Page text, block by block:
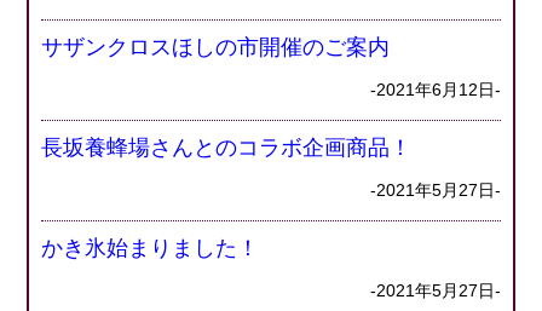
サザンクロスほしの市開催のご案内
-2021年6月12日-
長坂養蜂場さんとのコラボ企画商品！
-2021年5月27日-
かき氷始まりました！
-2021年5月27日-